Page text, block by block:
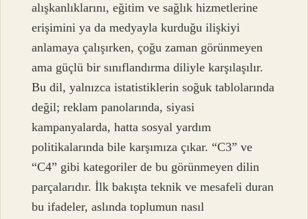
alışkanlıklarını, eğitim ve sağlık hizmetlerine
erişimini ya da medyayla kurduğu ilişkiyi
anlamaya çalışırken, çoğu zaman görünmeyen
ama güçlü bir sınıflandırma diliyle karşılaşılır.
Bu dil, yalnızca istatistiklerin soğuk tablolarında
değil; reklam panolarında, siyasi
kampanyalarda, hatta sosyal yardım
politikalarında bile karşımıza çıkar. “C3” ve
“C4” gibi kategoriler de bu görünmeyen dilin
parçalarıdır. İlk bakışta teknik ve mesafeli duran
bu ifadeler, aslında toplumun nasıl